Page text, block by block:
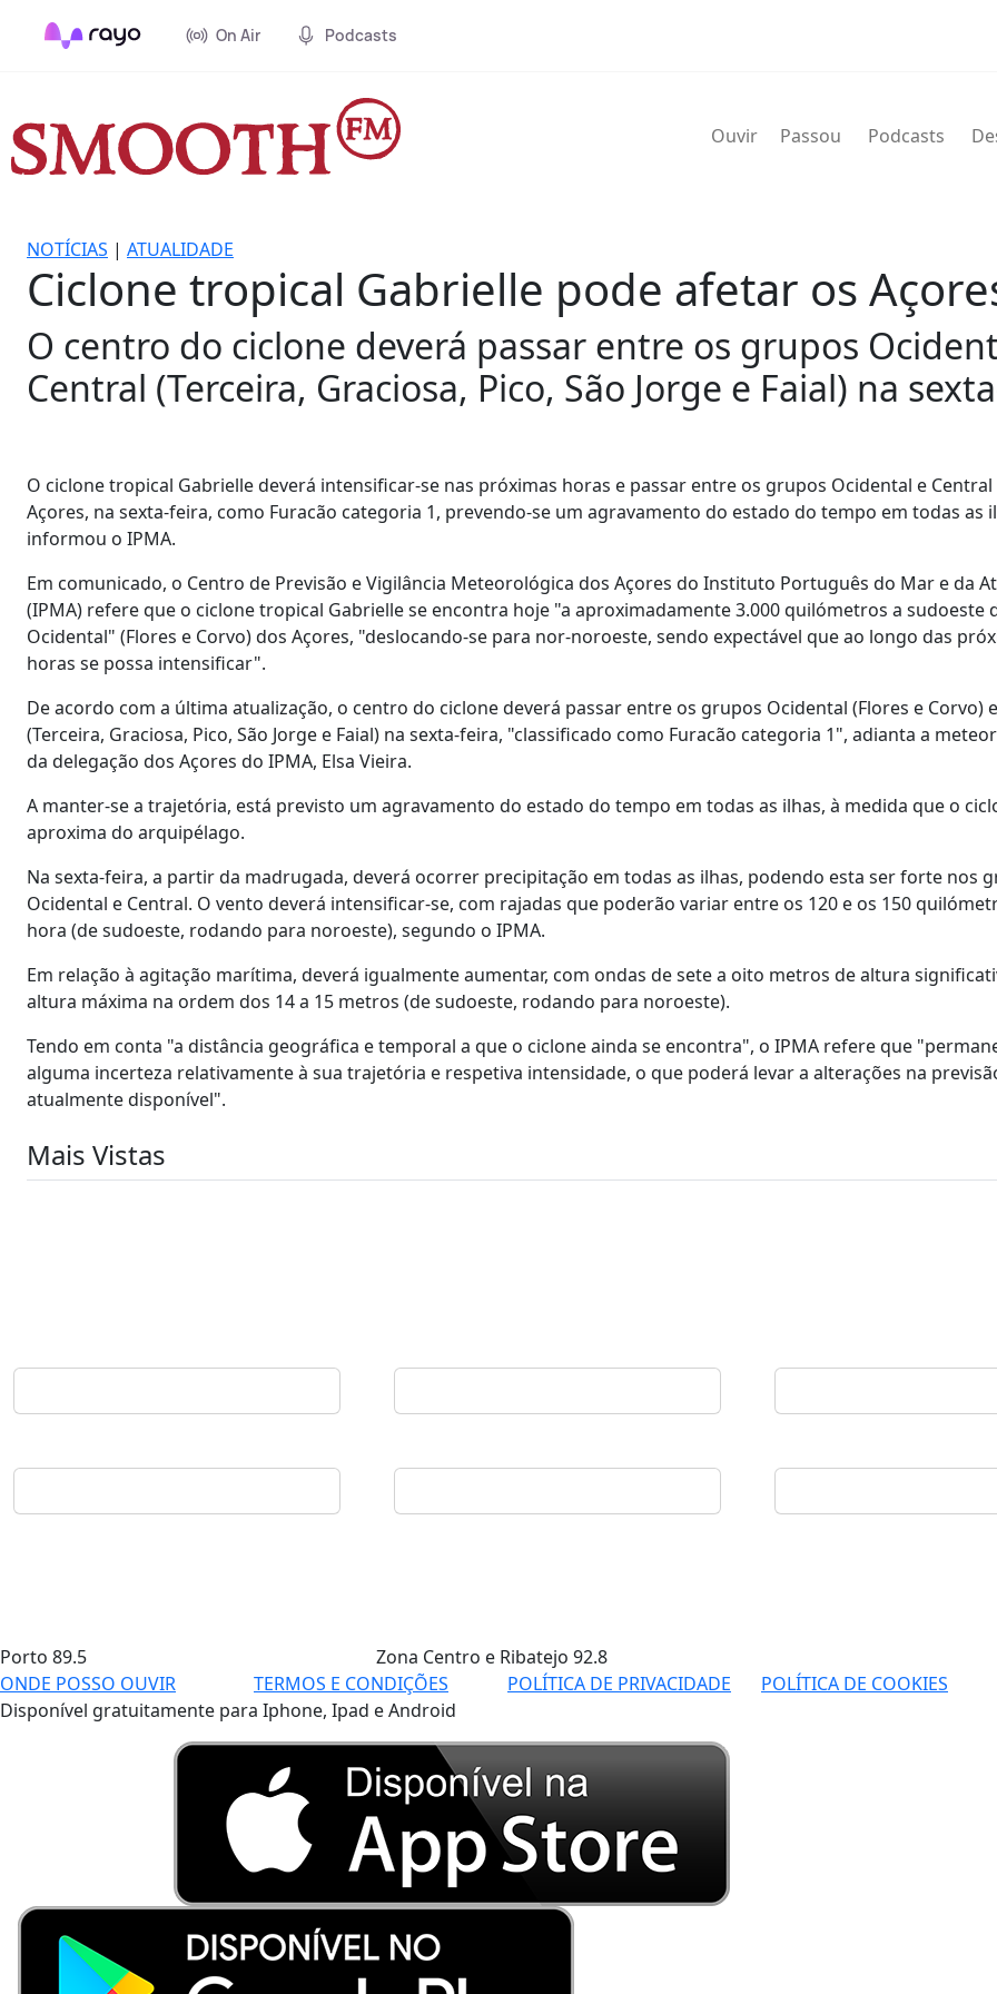
On Air Podcasts
Ouvir Passou Podcasts
NOTÍCIAS | ATUALIDADE
Ciclone tropical Gabrielle pode afetar os
O centro do ciclone deverá passar entre os grupos
Central (Terceira, Graciosa, Pico, São Jorge e Faial) na
O ciclone tropical Gabrielle deverá intensificar-se nas próximas horas e passar entre os grupos Ocidental e Central
Açores, na sexta-feira, como Furacão categoria 1, prevendo-se um agravamento do estado do tempo em todas as
informou o IPMA.
Em comunicado, o Centro de Previsão e Vigilância Meteorológica dos Açores do Instituto Português do Mar e da
(IPMA) refere que o ciclone tropical Gabrielle se encontra hoje "a aproximadamente 3.000 quilómetros a sudoeste
Ocidental" (Flores e Corvo) dos Açores, "deslocando-se para nor-noroeste, sendo expectável que ao longo das
horas se possa intensificar".
De acordo com a última atualização, o centro do ciclone deverá passar entre os grupos Ocidental (Flores e Corvo)
(Terceira, Graciosa, Pico, São Jorge e Faial) na sexta-feira, "classificado como Furacão categoria 1", adianta a
da delegação dos Açores do IPMA, Elsa Vieira.
A manter-se a trajetória, está previsto um agravamento do estado do tempo em todas as ilhas, à medida que o
aproxima do arquipélago.
Na sexta-feira, a partir da madrugada, deverá ocorrer precipitação em todas as ilhas, podendo esta ser forte nos
Ocidental e Central. O vento deverá intensificar-se, com rajadas que poderão variar entre os 120 e os 150
hora (de sudoeste, rodando para noroeste), segundo o IPMA.
Em relação à agitação marítima, deverá igualmente aumentar, com ondas de sete a oito metros de altura
altura máxima na ordem dos 14 a 15 metros (de sudoeste, rodando para noroeste).
Tendo em conta "a distância geográfica e temporal a que o ciclone ainda se encontra", o IPMA refere que
alguma incerteza relativamente à sua trajetória e respetiva intensidade, o que poderá levar a alterações na
atualmente disponível".
Mais Vistas
Porto 89.5 Zona Centro e Ribatejo 92.8
ONDE POSSO OUVIR
TERMOS E CONDIÇÕES POLÍTICA DE PRIVACIDADE POLÍTICA DE COOKIES
Disponível gratuitamente para Iphone, Ipad e Android